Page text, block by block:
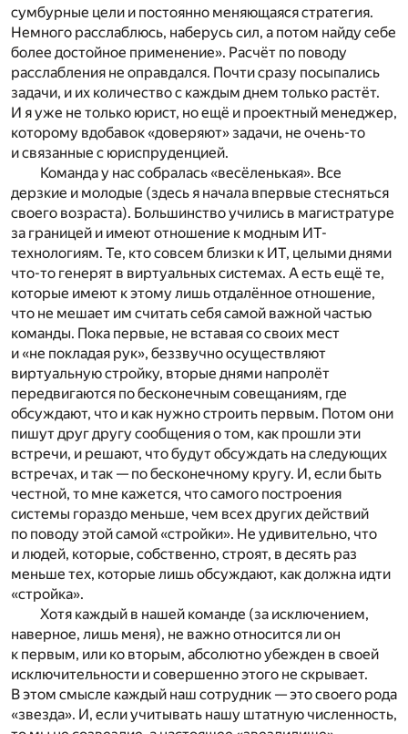
сумбурные цели и постоянно меняющаяся стратегия.
Немного расслаблюсь, наберусь сил, а потом найду себе
более достойное применение». Расчёт по поводу
расслабления не оправдался. Почти сразу посыпались
задачи, и их количество с каждым днем только растёт.
И я уже не только юрист, но ещё и проектный менеджер,
которому вдобавок «доверяют» задачи, не очень-то
и связанные с юриспруденцией.
Команда у нас собралась «весёленькая». Все
дерзкие и молодые (здесь я начала впервые стесняться
своего возраста). Большинство учились в магистратуре
за границей и имеют отношение к модным ИТ-
технологиям. Те, кто совсем близки к ИТ, целыми днями
что-то генерят в виртуальных системах. А есть ещё те,
которые имеют к этому лишь отдалённое отношение,
что не мешает им считать себя самой важной частью
команды. Пока первые, не вставая со своих мест
и «не покладая рук», беззвучно осуществляют
виртуальную стройку, вторые днями напролёт
передвигаются по бесконечным совещаниям, где
обсуждают, что и как нужно строить первым. Потом они
пишут друг другу сообщения о том, как прошли эти
встречи, и решают, что будут обсуждать на следующих
встречах, и так — по бесконечному кругу. И, если быть
честной, то мне кажется, что самого построения
системы гораздо меньше, чем всех других действий
по поводу этой самой «стройки». Не удивительно, что
и людей, которые, собственно, строят, в десять раз
меньше тех, которые лишь обсуждают, как должна идти
«стройка».
Хотя каждый в нашей команде (за исключением,
наверное, лишь меня), не важно относится ли он
к первым, или ко вторым, абсолютно убежден в своей
исключительности и совершенно этого не скрывает.
В этом смысле каждый наш сотрудник — это своего рода
«звезда». И, если учитывать нашу штатную численность,